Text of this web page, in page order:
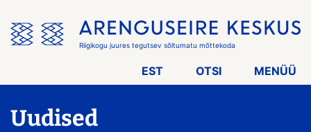
menüü
vahele
Riigikogu juures tegutsev sõltumatu mõttekoda
EST OTSI MENÜÜ
Uudised